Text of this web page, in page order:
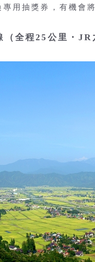
用抽獎券，有機會
全程25公里・JR